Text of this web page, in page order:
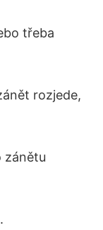
třeba
rozjede,
zánětu